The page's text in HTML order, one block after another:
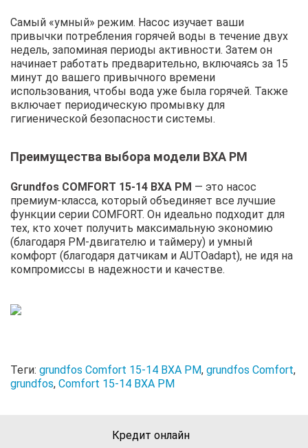
Самый «умный» режим. Насос изучает ваши
привычки потребления горячей воды в течение двух
недель, запоминая периоды активности. Затем он
начинает работать предварительно, включаясь за 15
минут до вашего привычного времени
использования, чтобы вода уже была горячей. Также
включает периодическую промывку для
гигиенической безопасности системы.
Преимущества выбора модели BXA PM
Grundfos COMFORT 15-14 BXA PM — это насос
премиум-класса, который объединяет все лучшие
функции серии COMFORT. Он идеально подходит для
тех, кто хочет получить максимальную экономию
(благодаря PM-двигателю и таймеру) и умный
комфорт (благодаря датчикам и AUTOadapt), не идя на
компромиссы в надежности и качестве.
Теги: grundfos Comfort 15-14 BXA PM, grundfos Comfort,
grundfos, Comfort 15-14 BXA PM
Кредит онлайн